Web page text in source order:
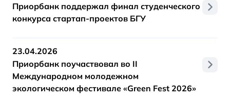
Приорбанк поддержал финал студенческого
конкурса стартап-проектов БГУ
23.04.2026
Приорбанк поучаствовал во II
Международном молодежном
экологическом фестивале «Green Fest 2026»